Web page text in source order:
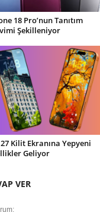
18 Pro’nun Tanıtım
Şekilleniyor
27 Kilit Ekranına Yepyeni
Geliyor
VER